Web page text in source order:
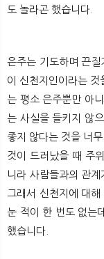
도 놀라곤 했습니다.
은주는 기도하며 끈질
이 신천지인이라는
는 평소 은주뿐만 아
는 사실을 들키지 않
좋지 않다는 것을 너
것이 드러났을 때 주
니라 사람들과의 관
그래서 신천지에 대
눈 적이 한 번도 없는
했습니다.